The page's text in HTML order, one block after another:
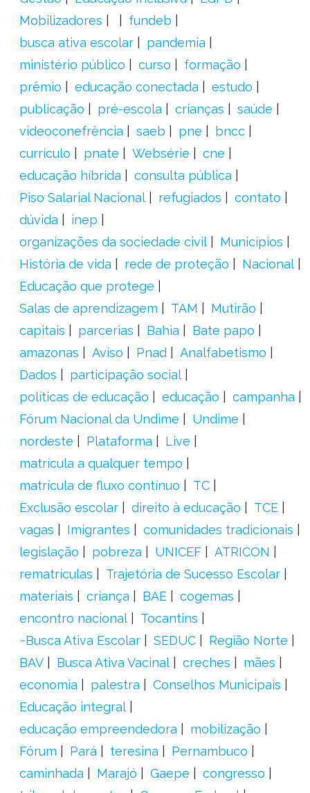
Mobilizadores
fundeb
busca ativa escolar
pandemia
ministério público
curso
formação
prêmio
educação conectada
estudo
publicação
pré-escola crianças
saúde
videoconefrência
saeb pne
bncc
currículo
pnate Websérie
cne
educação híbrida
consulta pública
Piso Salarial Nacional
refugiados
contato
dúvida
inep
organizações da sociedade civil
Municípios
História de vida
rede de proteção
Nacional
Educação que protege
Salas de aprendizagem
TAM
Mutirão
capitais
parcerias Bahia
Bate papo
amazonas
Aviso Pnad
Analfabetismo
Dados
participação social
políticas de educação
educação
campanha
Fórum Nacional da Undime
Undime
nordeste
Plataforma
Live
matrícula a qualquer tempo
matrícula de fluxo contínuo
TC
Exclusão escolar
direito à educação
TCE
vagas
Imigrantes
comunidades tradicionais
legislação
pobreza UNICEF
ATRICON
rematrículas
Trajetória de Sucesso Escolar
materiais
criança BAE
cogemas
encontro nacional
Tocantins
~Busca Ativa Escolar
SEDUC
Região Norte
BAV
Busca Ativa Vacinal creches
mães
economia
palestra
Conselhos Municipais
Educação integral
educação empreendedora
mobilização
Fórum
Pará teresina
Pernambuco
caminhada
Marajó Gaepe
congresso